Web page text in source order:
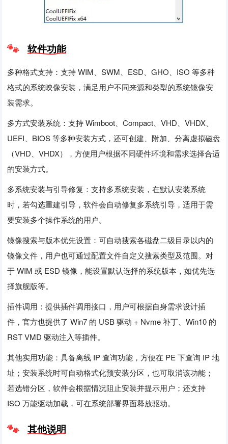
软件功能
多种格式支持：支持 WIM、SWM、ESD、GHO、ISO 等多种
格式的系统映像安装，满足用户不同来源和类型的系统镜像安
装需求。
多方式安装系统：支持 Wimboot、Compact、VHD、VHDX、
UEFI、BIOS 等多种安装方式，还可创建、附加、分离虚拟磁盘
（VHD、VHDX），方便用户根据不同硬件环境和需求选择合适
的安装方式。
多系统安装与引导修复：支持多系统安装，在默认安装系统
时，若勾选重建引导，软件会自动修复多系统引导，适用于需
要安装多个操作系统的用户。
镜像搜索与版本优先设置：可自动搜索各磁盘二级目录以内的
镜像文件，用户也可通过配置文件自定义搜索类型及范围。对
于 WIM 或 ESD 镜像，能设置默认选择的系统版本，如优先选
择旗舰版等。
插件调用：提供插件调用接口，用户可根据自身需求设计插
件，官方也提供了 Win7 的 USB 驱动 + Nvme 补丁、Win10 的
RST VMD 驱动注入等插件。
其他实用功能：具备离线 IP 查询功能，方便在 PE 下查询 IP 地
址；安装系统时可自动格式化预安装分区，也可取消该功能；
若选错分区，软件会根据情况阻止安装并提示用户；还支持
ISO 万能驱动加载，可在系统部署界面释放驱动。
其他说明